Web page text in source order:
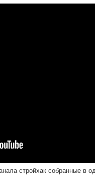
стройхак собранные в